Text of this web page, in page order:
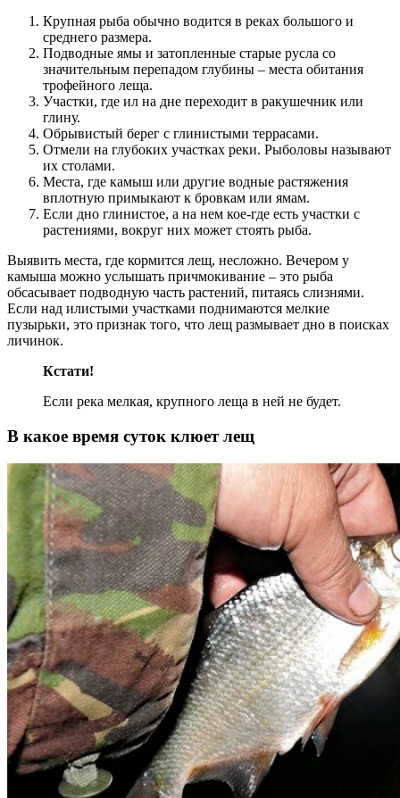
Крупная рыба обычно водится в реках большого и
среднего размера.
Подводные ямы и затопленные старые русла со
значительным перепадом глубины – места обитания
трофейного леща.
Участки, где ил на дне переходит в ракушечник или
глину.
Обрывистый берег с глинистыми террасами.
Отмели на глубоких участках реки. Рыболовы называют
их столами.
Места, где камыш или другие водные растяжения
вплотную примыкают к бровкам или ямам.
Если дно глинистое, а на нем кое-где есть участки с
растениями, вокруг них может стоять рыба.
Выявить места, где кормится лещ, несложно. Вечером у
камыша можно услышать причмокивание – это рыба
обсасывает подводную часть растений, питаясь слизнями.
Если над илистыми участками поднимаются мелкие
пузырьки, это признак того, что лещ размывает дно в поисках
личинок.
Кстати!
Если река мелкая, крупного леща в ней не будет.
В какое время суток клюет лещ